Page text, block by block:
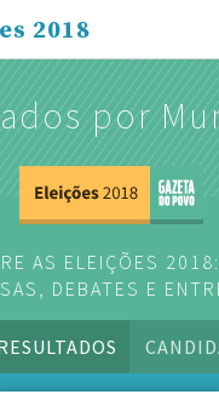
2018
por
AS ELEIÇÕES
DEBATES E